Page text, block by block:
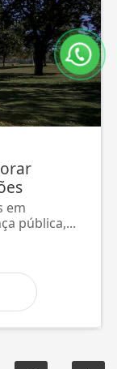
em
pública,...